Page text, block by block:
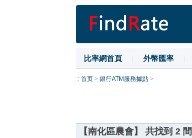
比率網首頁 外幣匯率
:: 首页> 銀行ATM服務據點>
【南化區農會】 共找到 2 間